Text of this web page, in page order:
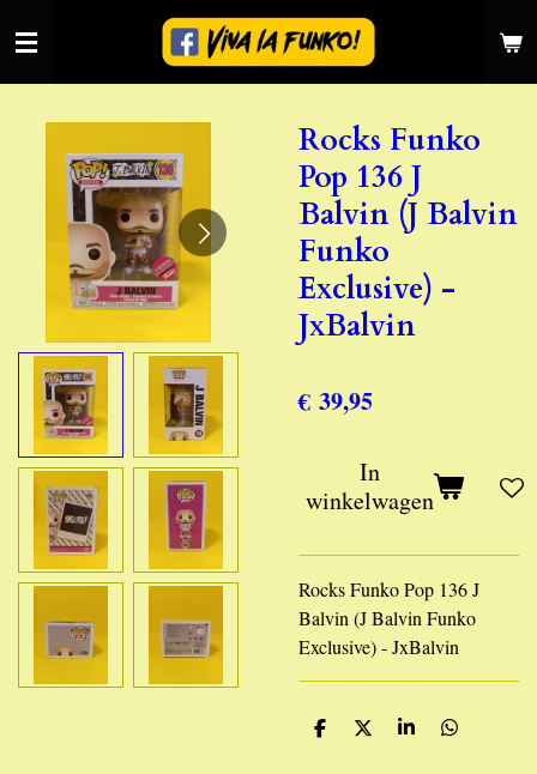
direct
naar
Rocks Funko
Pop 136 J
Balvin (J Balvin
Funko
Exclusive) -
JxBalvin
€ 39,95
In
winkelwagen
Rocks Funko Pop 136 J
Balvin (J Balvin Funko
Exclusive) - JxBalvin
D
D
S
D